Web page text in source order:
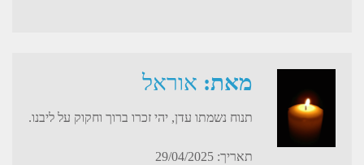
מאת: אוראל
תנוח נשמתו עדן, יהי זכרו ברוך וחקוק על ליבנו.
תאריך: 29/04/2025